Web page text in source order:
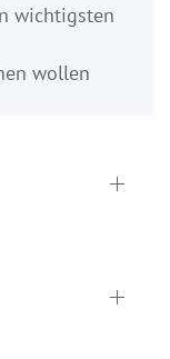
wichtigsten
wollen